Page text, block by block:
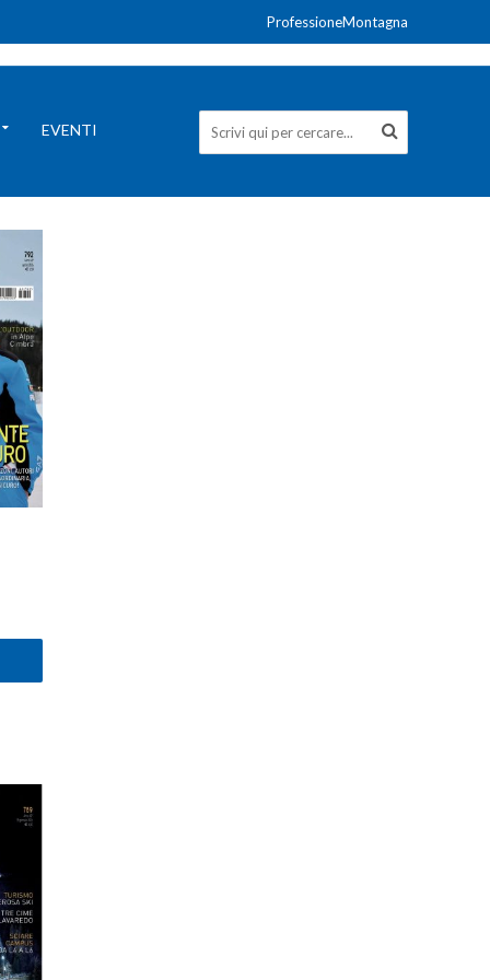
ProfessioneMontagna
EVENTI